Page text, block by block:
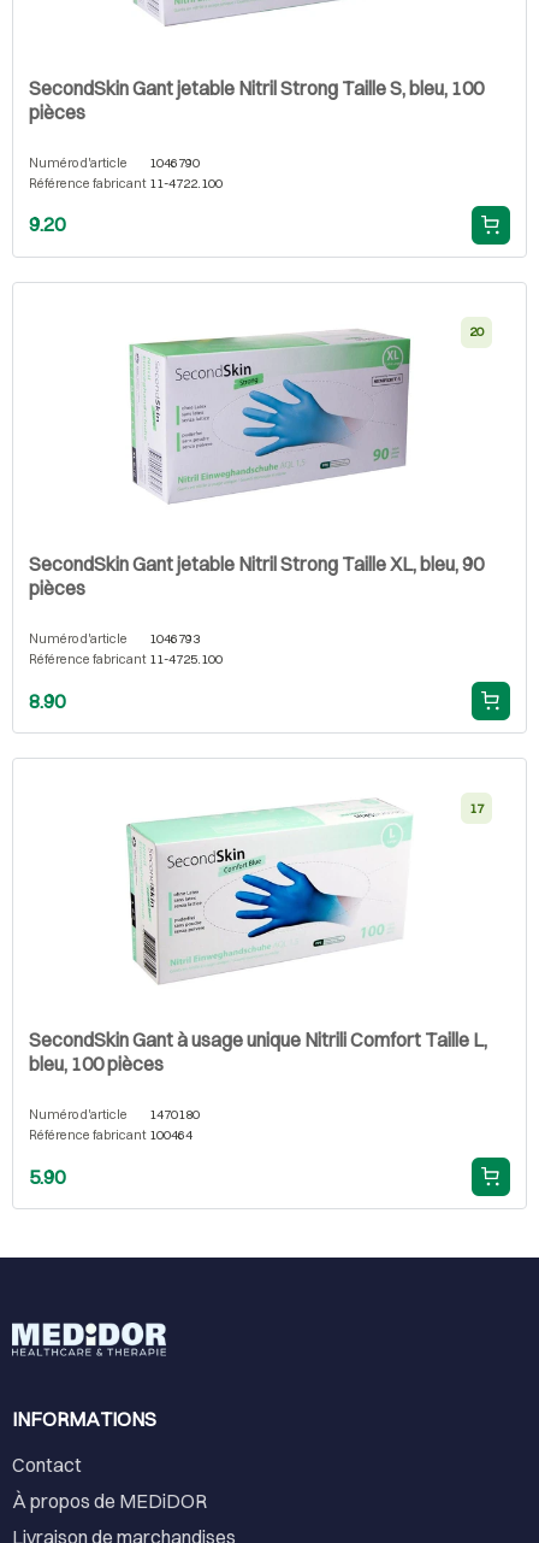
SecondSkin Gant jetable Nitril Strong Taille S, bleu, 100
pièces
Numéro d'article
1046790
Référence fabricant 11-4722.100
9.20
20
SecondSkin Gant jetable Nitril Strong Taille XL, bleu, 90
pièces
Numéro d'article
1046793
Référence fabricant 11-4725.100
8.90
17
SecondSkin Gant à usage unique Nitrili Comfort Taille L,
bleu, 100 pièces
Numéro d'article
1470180
Référence fabricant 100464
5.90
INFORMATIONS
Contact
À propos de MEDiDOR
Livraison de marchandises